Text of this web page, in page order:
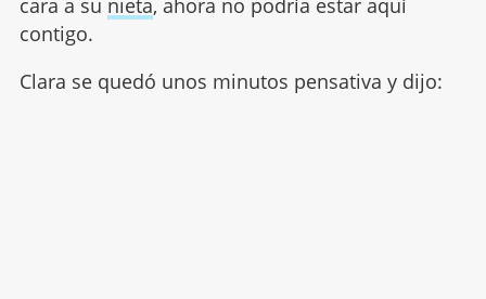
cara a su nieta, ahora no podría estar aquí
contigo.
Clara se quedó unos minutos pensativa y dijo: